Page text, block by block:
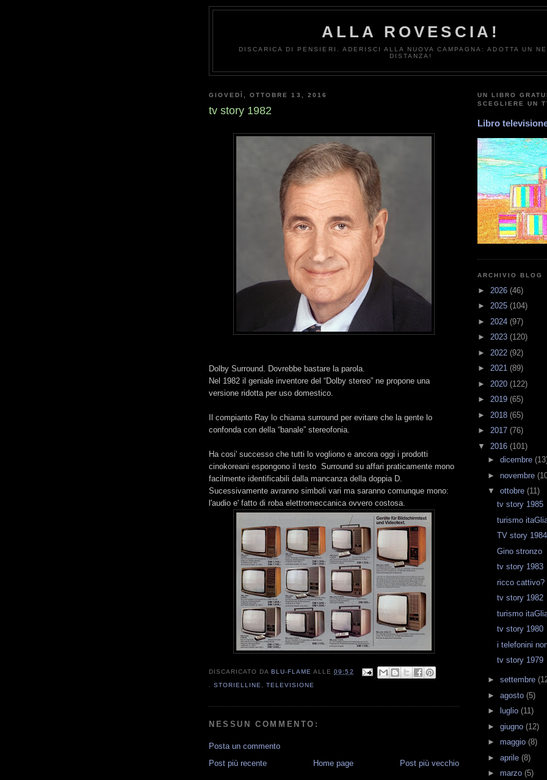
ALLA ROVESCIA!
DISCARICA DI PENSIERI. ADERISCI ALLA NUOVA CAMPAGNA: ADOTTA UN
DISTANZA!
GIOVEDÌ, OTTOBRE 13, 2016
tv story 1982
Dolby Surround. Dovrebbe bastare la parola.
Nel 1982 il geniale inventore del “Dolby stereo” ne propone una
versione ridotta per uso domestico.
Il compianto Ray lo chiama surround per evitare che la gente lo
confonda con della “banale” stereofonia.
Ha cosi' successo che tutti lo vogliono e ancora oggi i prodotti
cinokoreani espongono il testo Surround su affari praticamente mono
facilmente identificabili dalla mancanza della doppia D.
Sucessivamente avranno simboli vari ma saranno comunque mono:
l'audio e' fatto di roba elettromeccanica ovvero costosa.
DISCARICATO DABLU-FLAME ALLE09:52
.STORIELLINE ,TELEVISIONE
NESSUN COMMENTO:
Posta un commento
Post più recente
Post più vecchio
Home page
UN LIBRO
SCEGLIERE UN
Libro
ARCHIVIO BLOG
► 2026 (46)
► 2025 (104)
► 2024 (97)
► 2023 (120)
► 2022 (92)
► 2021 (89)
► 2020 (122)
► 2019 (65)
► 2018 (65)
► 2017 (76)
▼ 2016 (101)
► dicembre
► novembre
▼ ottobre (11)
tv story 1985
turismo
TV story 1984
Gino stronzo
tv story 1983
ricco cattivo?
tv story 1982
turismo
tv story 1980
i telefonini
tv story 1979
► settembre
► agosto (5)
►
luglio (11)
► giugno (12)
► maggio (8)
► aprile (8)
► marzo (5)